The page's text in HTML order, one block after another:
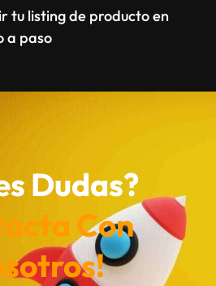
tu listing de producto en
a paso
Dudas?
Con